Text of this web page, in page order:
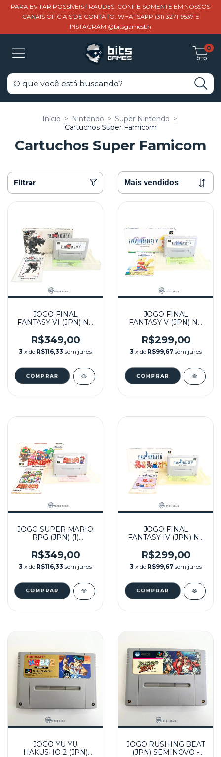
PARA EVITAR POSSÍVEIS FRAUDES, CONFIE SOMENTE EM NOSSOS
CANAIS OFICIAIS DE CONTATO: WHATSAPP (31) 3271-9537 E
INSTAGRAM @bitsgamesbh
0
Início > Nintendo > Super Nintendo >
Cartuchos Super Famicom
Cartuchos Super Famicom
Filtrar
JOGO FINAL
FANTASY VI (JPN) NA
SUPER FAMICOM
R$349,00
3 x de R$116,33 sem juros
JOGO FINAL
FANTASY V (JPN) NA
SUPER FAMICOM
R$299,00
3 x de R$99,67 sem juros
JOGO SUPER MARIO
RPG (JPN) (1)
FAMICOM
R$349,00
3 x de R$116,33 sem juros
JOGO FINAL
FANTASY IV (JPN) NA
SUPER FAMICOM
R$299,00
3 x de R$99,67 sem juros
JOGO YU YU
HAKUSHO 2 (JPN)
JOGO RUSHING BEAT
(JPN) SEMINOVO -